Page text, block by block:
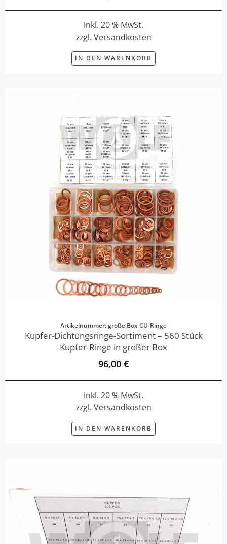
inkl. 20 % MwSt.
zzgl. Versandkosten
IN DEN WARENKORB
Artikelnummer: große Box CU-Ringe
Kupfer-Dichtungsringe-Sortiment – 560 Stück
Kupfer-Ringe in großer Box
96,00 €
inkl. 20 % MwSt.
zzgl. Versandkosten
IN DEN WARENKORB